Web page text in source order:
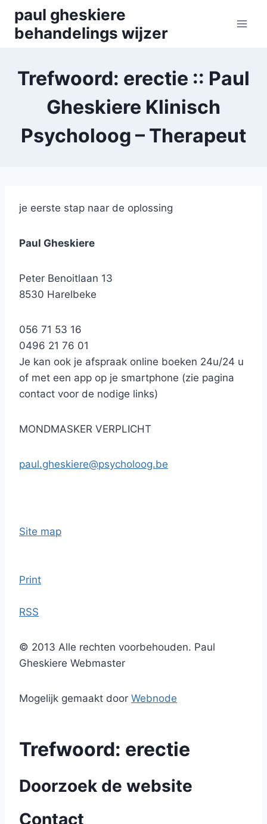
content
paul gheskiere
behandelings wijzer
Trefwoord: erectie :: Paul
Gheskiere Klinisch
Psycholoog – Therapeut
je eerste stap naar de oplossing
Paul Gheskiere
Peter Benoitlaan 13
8530 Harelbeke
056 71 53 16
0496 21 76 01
Je kan ook je afspraak online boeken 24u/24 u
of met een app op je smartphone (zie pagina
contact voor de nodige links)
MONDMASKER VERPLICHT
paul.gheskiere@psycholoog.be
Site map
Print
RSS
© 2013 Alle rechten voorbehouden. Paul
Gheskiere Webmaster
Mogelijk gemaakt door Webnode
Trefwoord: erectie
Doorzoek de website
Contact